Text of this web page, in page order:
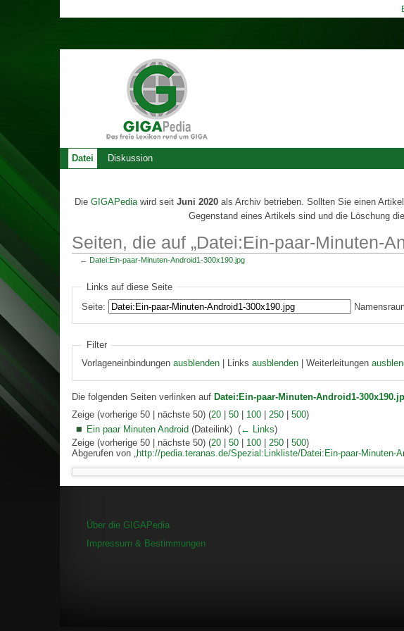
Die GIGAPediawird seit Juni 2020 als Archiv betrieben. Sollten Sie einen
Gegenstand eines Artikels sind und die Löschung
Seiten, die auf „Datei:Ein-paar-Minuten-
← Datei:Ein-paar-Minuten-Android1-300x190.jpg
Links auf diese Seite
Seite:
Filter
Vorlageneinbindungenausblenden | Linksausblenden | Weiterleitungen
Die folgenden Seiten verlinken auf Datei:Ein-paar-Minuten-Android1-
Zeige (vorherige 50 | nächste 50) (20 50 100 250 500)
Ein paar Minuten Android (Dateilink) ‎(← Links)
Zeige (vorherige 50 | nächste 50) (20 50 100 250 500)
Abgerufen von „http://pedia.teranas.de/Spezial:Linkliste/Datei:Ein-paar-Minuten-
Datei Diskussion
Über die GIGAPedia
Impressum & Bestimmungen